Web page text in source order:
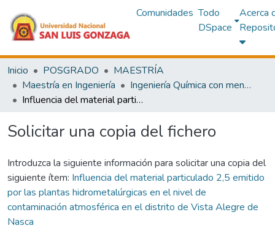
Comunidades Todo
DSpace
Acerca
Inicio POSGRADO
MAESTRÍA
Maestría en Ingeniería
Ingeniería Química con mención en Procesos Químicos y Ambientales
Influencia del material particulado 2,5 emitido por las plantas hidrometalúrgicas en el nivel de contaminación atmosférica en el distrito de Vista Alegre de Nasca
Solicitar una copia del fichero
Introduzca la siguiente información para solicitar una copia del
siguiente ítem: Influencia del material particulado 2,5 emitido
por las plantas hidrometalúrgicas en el nivel de
contaminación atmosférica en el distrito de Vista Alegre de
Nasca